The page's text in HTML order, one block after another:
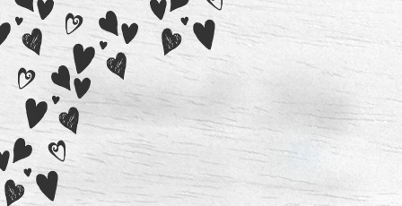
Vibeke&Kay
13. september 2025
Åsane Gamle Kirke / Torvsalen,